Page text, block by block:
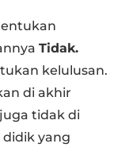
Tidak.
kelulusan.
di akhir
juga tidak di
yang